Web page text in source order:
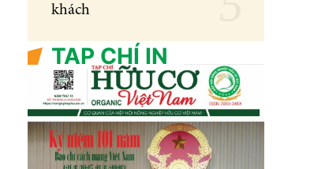
khách
TẠP CHÍ IN